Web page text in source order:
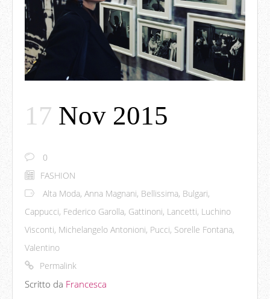
17 Nov 2015
0
FASHION
Alta Moda, Anna Magnani, Bellissima, Bulgari,
Cappucci, Federico Garolla, Gattinoni, Lancetti, Luchino
Visconti, Michelangelo Antonioni, Pucci, Sorelle Fontana,
Valentino
Permalink
Scritto da Francesca